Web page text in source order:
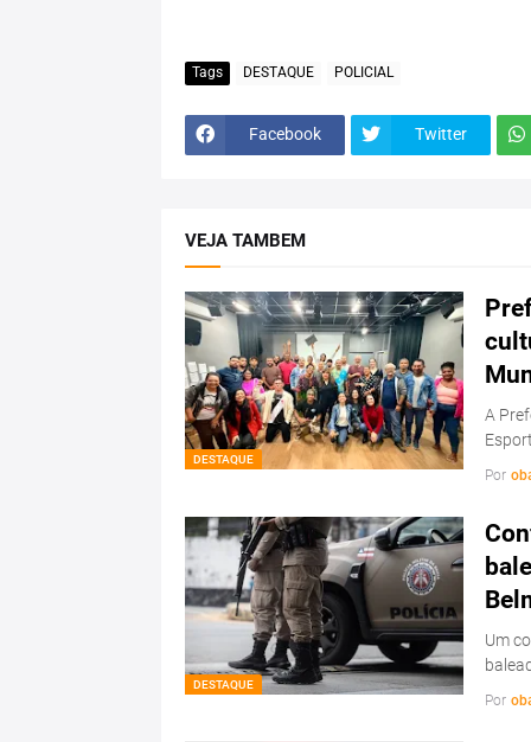
Tags DESTAQUE POLICIAL
Facebook Twitter
VEJA TAMBEM
DESTAQUE
A
Por
DESTAQUE
Um
Por